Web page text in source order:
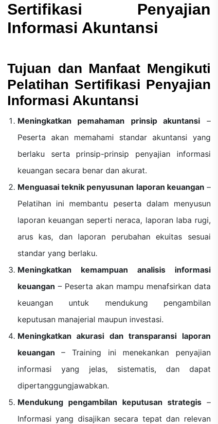
Sertifikasi Penyajian
Informasi Akuntansi
Tujuan dan Manfaat Mengikuti
Pelatihan Sertifikasi Penyajian
Informasi Akuntansi
Meningkatkan pemahaman prinsip akuntansi –
Peserta akan memahami standar akuntansi yang
berlaku serta prinsip-prinsip penyajian informasi
keuangan secara benar dan akurat.
Menguasai teknik penyusunan laporan keuangan –
Pelatihan ini membantu peserta dalam menyusun
laporan keuangan seperti neraca, laporan laba rugi,
arus kas, dan laporan perubahan ekuitas sesuai
standar yang berlaku.
Meningkatkan kemampuan analisis informasi
keuangan – Peserta akan mampu menafsirkan data
keuangan untuk mendukung pengambilan
keputusan manajerial maupun investasi.
Meningkatkan akurasi dan transparansi laporan
keuangan – Training ini menekankan penyajian
informasi yang jelas, sistematis, dan dapat
dipertanggungjawabkan.
Mendukung pengambilan keputusan strategis–
Informasi yang disajikan secara tepat dan relevan